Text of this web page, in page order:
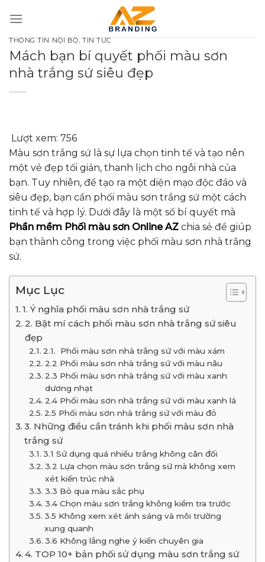
qua
nội
dung
THÔNG TIN NỘI BỘ,TIN TỨC
Mách bạn bí quyết phối màu sơn
nhà trắng sứ siêu đẹp
Lượt xem: 756
Màu sơn trắng sứ là sự lựa chọn tinh tế và tạo nên
một vẻ đẹp tối giản, thanh lịch cho ngôi nhà của
bạn. Tuy nhiên, để tạo ra một diện mạo độc đáo và
siêu đẹp, bạn cần phối màu sơn trắng sứ một cách
tinh tế và hợp lý. Dưới đây là một số bí quyết mà
Phần mềm Phối màu sơn Online AZ chia sẻ để giúp
bạn thành công trong việc phối màu sơn nhà trắng
sứ.
Mục Lục
1. Ý nghĩa phối màu sơn nhà trắng sứ
2. Bật mí cách phối màu sơn nhà trắng sứ siêu
đẹp
2.1. Phối màu sơn nhà trắng sứ với màu xám
2.2 Phối màu sơn nhà trắng sứ với màu nâu
2.3 Phối màu sơn nhà trắng sứ với màu xanh
dương nhạt
2.4 Phối màu sơn nhà trắng sứ với màu xanh lá
2.5 Phối màu sơn nhà trắng sứ với màu đỏ
3. Những điều cần tránh khi phối màu sơn nhà
trắng sứ
3.1 Sử dụng quá nhiều trắng không cân đối
3.2 Lựa chọn màu sơn trắng sứ mà không xem
xét kiến trúc nhà
3.3 Bỏ qua màu sắc phụ
3.4 Chọn màu sơn trắng không kiểm tra trước
3.5 Không xem xét ánh sáng và môi trường
xung quanh
3.6 Không lắng nghe ý kiến chuyên gia
4. TOP 10+ bản phối sử dụng màu sơn trắng sứ